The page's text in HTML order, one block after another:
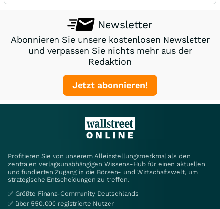
Newsletter
Abonnieren Sie unsere kostenlosen Newsletter
und verpassen Sie nichts mehr aus der
Redaktion
Jetzt abonnieren!
Profitieren Sie von unserem Alleinstellungsmerkmal als den
zentralen verlagsunabhängigen Wissens-Hub für einen aktuellen
und fundierten Zugang in die Börsen- und Wirtschaftswelt, um
strategische Entscheidungen zu treffen.
✅ Größte Finanz-Community Deutschlands
✅ über 550.000 registrierte Nutzer